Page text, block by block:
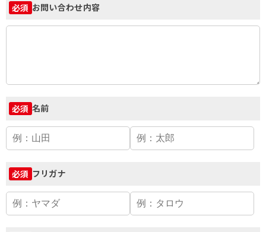
必須 お問い合わせ内容
必須 名前
必須 フリガナ